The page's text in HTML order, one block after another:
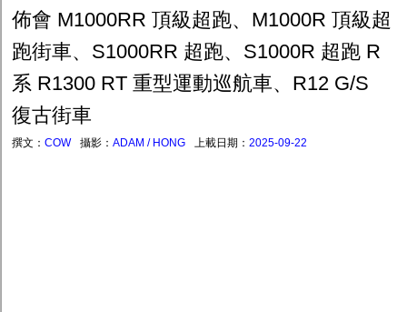
佈會 M1000RR 頂級超跑、M1000R 頂級超
跑街車、S1000RR 超跑、S1000R 超跑 R
系 R1300 RT 重型運動巡航車、R12 G/S
復古街車
撰文： COW 攝影： ADAM / HONG 上載日期： 2025-09-22